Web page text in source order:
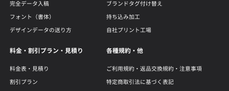
完全データ入稿
フォント（書体）
デザインデータの送り方
ブランドタグ付け替え
持ち込み加工
自社プリント工場
料金・割引プラン・見積り
料金表・見積り
割引プラン
各種規約・他
ご利用規約・返品交換規約・注意事項
特定商取引法に基づく表記